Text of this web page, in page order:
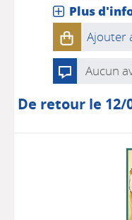
Plus
Ajouter
Aucun
De retour le 12/